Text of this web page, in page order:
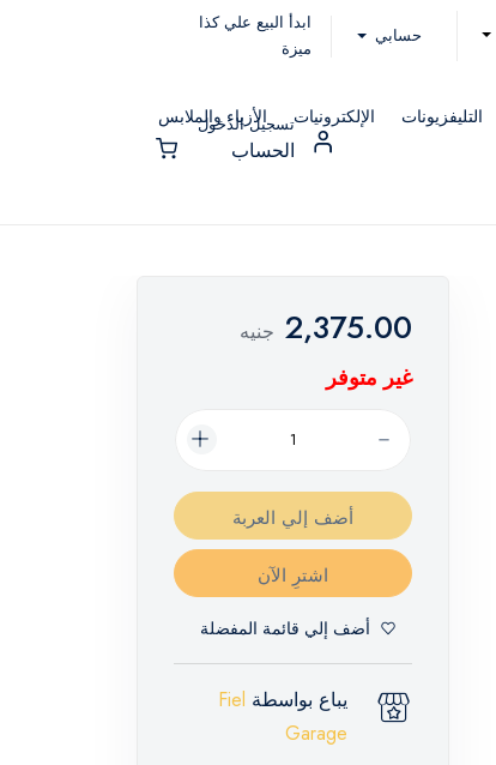
حسابي
ابدأ البيع علي كذا
ميزة
التليفزيونات الإلكترونيات الأزياء والملابس
تسجيل الدخول
الحساب
2,375.00 جنيه
غير متوفر
أضف إلي العربة
اشترِ الآن
أضف إلي قائمة المفضلة
يباع بواسطة Fiel
Garage